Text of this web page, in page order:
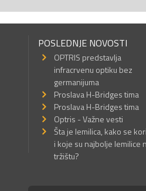
POSLEDNJE NOVOSTI
OPTRIS predstavlja
infracrvenu optiku bez
germanijuma
Proslava H-Bridges tima
Proslava H-Bridges tima
Optris - Važne vesti
Šta je lemilica, kako se
i koje su najbolje lemilice
tržištu?